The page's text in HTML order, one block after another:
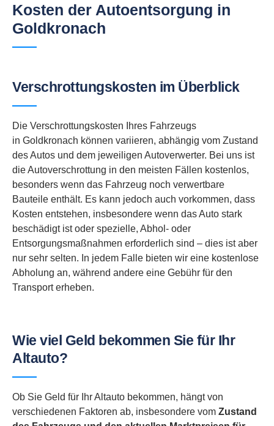
Kosten der Autoentsorgung in
Goldkronach
Verschrottungskosten im Überblick
Die Verschrottungskosten Ihres Fahrzeugs
in Goldkronach können variieren, abhängig vom Zustand
des Autos und dem jeweiligen Autoverwerter. Bei uns ist
die Autoverschrottung in den meisten Fällen kostenlos,
besonders wenn das Fahrzeug noch verwertbare
Bauteile enthält. Es kann jedoch auch vorkommen, dass
Kosten entstehen, insbesondere wenn das Auto stark
beschädigt ist oder spezielle, Abhol- oder
Entsorgungsmaßnahmen erforderlich sind – dies ist aber
nur sehr selten. In jedem Falle bieten wir eine kostenlose
Abholung an, während andere eine Gebühr für den
Transport erheben.
Wie viel Geld bekommen Sie für Ihr
Altauto?
Ob Sie Geld für Ihr Altauto bekommen, hängt von
verschiedenen Faktoren ab, insbesondere vom Zustand